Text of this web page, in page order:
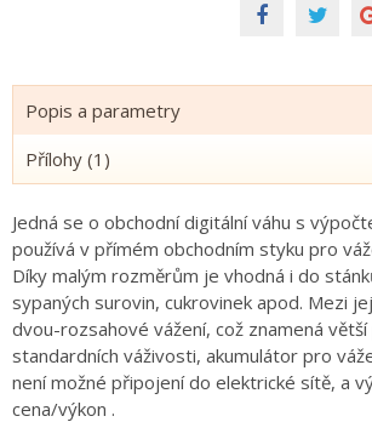
Popis a parametry
Přílohy (1)
Jedná se o obchodní digitální váhu s
používá v přímém obchodním styku pro
Díky malým rozměrům je vhodná i do
sypaných surovin, cukrovinek apod. Mezi
dvou-rozsahové vážení, což znamená
standardních váživosti, akumulátor pro
není možné připojení do elektrické sítě, a
cena/výkon .